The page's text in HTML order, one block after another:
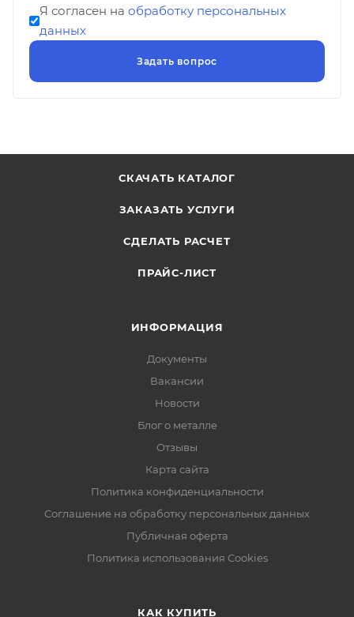
Я согласен на обработку персональных
данных
СКАЧАТЬ КАТАЛОГ
ЗАКАЗАТЬ УСЛУГИ
СДЕЛАТЬ РАСЧЕТ
ПРАЙС-ЛИСТ
ИНФОРМАЦИЯ
Документы
Вакансии
Новости
Блог о металле
Отзывы
Карта сайта
Политика конфиденциальности
Соглашение на обработку персональных данных
Публичная оферта
Политика использования Cookies
КАК КУПИТЬ